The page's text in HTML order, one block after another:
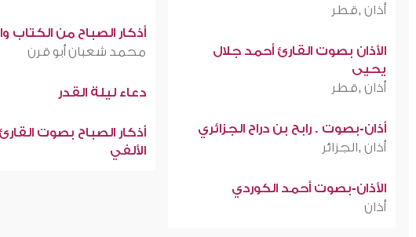
أذان ,قطر
الأذان بصوت القارئ أحمد جلال
يحيى
أذان ,قطر
أذان-بصوت . رابح بن دراح الجزائري
أذان ,الجزائر
الأذان-بصوت أحمد الكوردي
أذان
أذكار الصباح من الكتاب
محمد شعبان أبو قرن
دعاء ليلة القدر
أذكار الصباح بصوت
الألفي